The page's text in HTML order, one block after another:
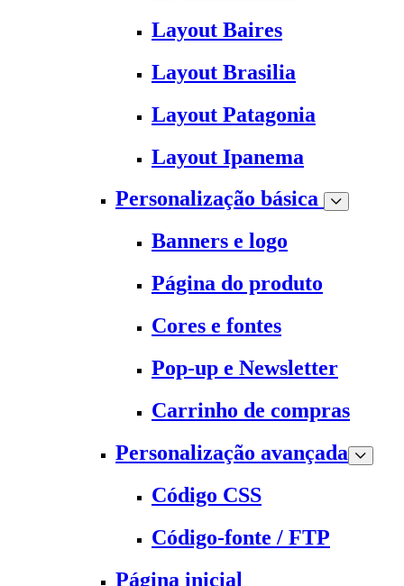
Layout Baires
Layout Brasilia
Layout Patagonia
Layout Ipanema
Personalização básica
Banners e logo
Página do produto
Cores e fontes
Pop-up e Newsletter
Carrinho de compras
Personalização avançada
Código CSS
Código-fonte / FTP
Página inicial